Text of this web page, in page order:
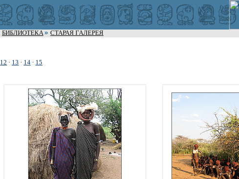
БИБЛИОТЕКА СТАРАЯ ГАЛЕРЕЯ
12 · 13 · 14 · 15